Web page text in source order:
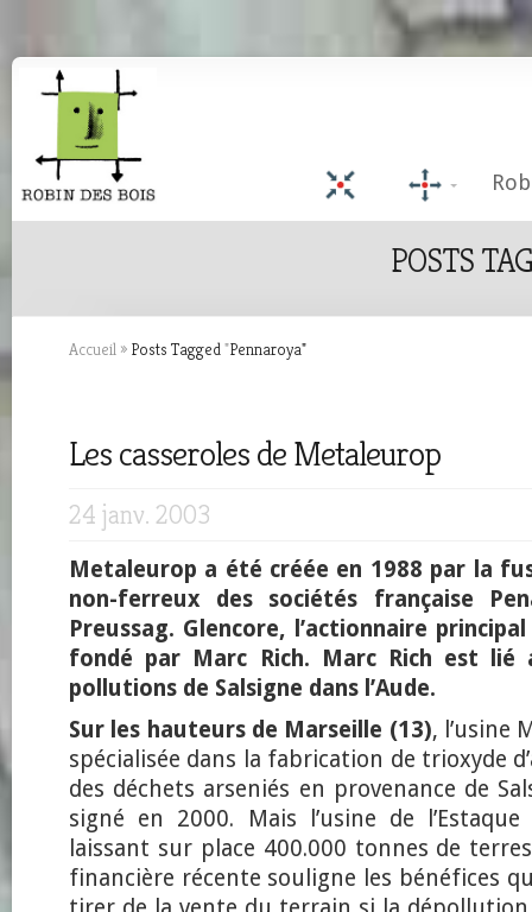
POSTS
Accueil » Posts Tagged"Pennaroya"
Les casseroles de Metaleurop
24 janv. 2003
Metaleurop a été créée en 1988 par la
non-ferreux des sociétés française
Preussag. Glencore, l’actionnaire
fondé par Marc Rich. Marc Rich est lié
pollutions de Salsigne dans l’Aude.
Sur les hauteurs de Marseille (13), l’usine
spécialisée dans la fabrication de trioxyde
des déchets arseniés en provenance de
signé en 2000. Mais l’usine de
laissant sur place 400.000 tonnes de
financière récente souligne les bénéfices